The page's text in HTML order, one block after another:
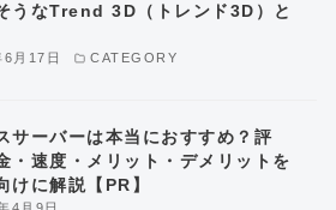
月17日 CATEGORY
うなTrend 3D（トレンド3D）と
サーバーは本当におすすめ？評
・速度・メリット・デメリットを
けに解説【PR】